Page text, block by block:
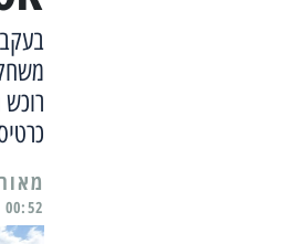
00:52 | 26/07/2022